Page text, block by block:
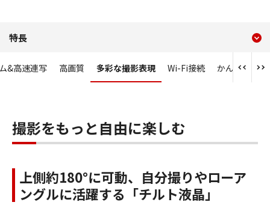
多彩な撮影表現
特長
&高速連写 高画質 多彩な撮影表現 Wi-Fi接続 かんたん撮影
撮影をもっと自由に楽しむ
上側約180°に可動、自分撮りやローア
ングルに活躍する「チルト液晶」